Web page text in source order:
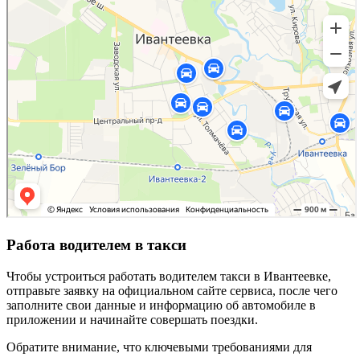
Работа водителем в такси
Чтобы устроиться работать водителем такси в Ивантеевке,
отправьте заявку на официальном сайте сервиса, после чего
заполните свои данные и информацию об автомобиле в
приложении и начинайте совершать поездки.
Обратите внимание, что ключевыми требованиями для